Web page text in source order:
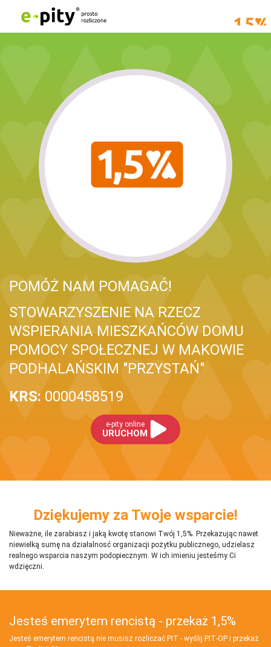
POMÓŻ NAM POMAGAĆ!
STOWARZYSZENIE NA RZECZ
WSPIERANIA MIESZKAŃCÓW DOMU
POMOCY SPOŁECZNEJ W MAKOWIE
PODHALAŃSKIM "PRZYSTAŃ"
KRS: 0000458519
e-pity online
URUCHOM
Dziękujemy za Twoje wsparcie!
Nieważne, ile zarabiasz i jaką kwotę stanowi Twój 1,5%. Przekazując nawet
niewielką sumę na działalnosć organizacji pożytku publicznego, udzielasz
realnego wsparcia naszym podopiecznym. W ich imieniu jesteśmy Ci
wdzięczni.
Jesteś emerytem rencistą - przekaż 1,5%
Jesteś emerytem rencistą nie musisz rozliczać PIT - wyślij PIT‑OP i przekaż